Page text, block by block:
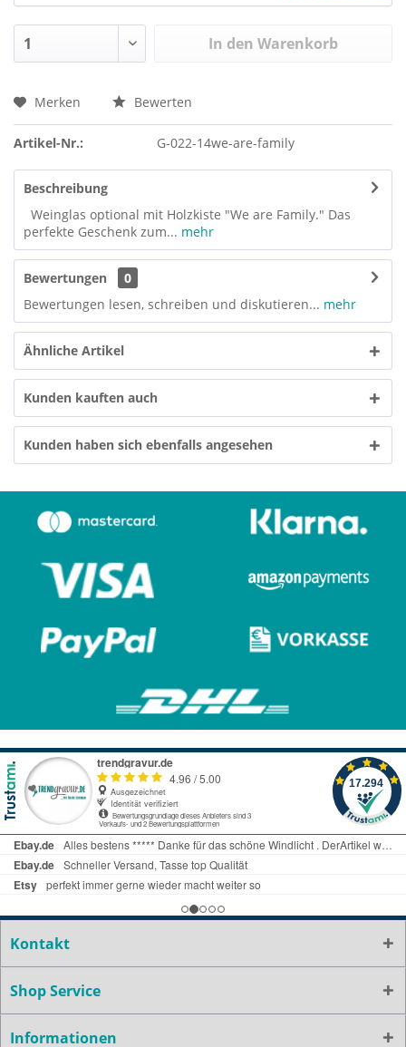
In den Warenkorb
Merken Bewerten
Artikel-Nr.: G-022-14we-are-family
Beschreibung
Weinglas optional mit Holzkiste "We are Family." Das
perfekte Geschenk zum... mehr
Bewertungen
0
Bewertungen lesen, schreiben und diskutieren... mehr
Ähnliche Artikel
Kunden kauften auch
Kunden haben sich ebenfalls angesehen
Kontakt
Shop Service
Informationen